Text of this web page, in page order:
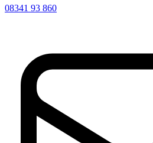
08341 93 860